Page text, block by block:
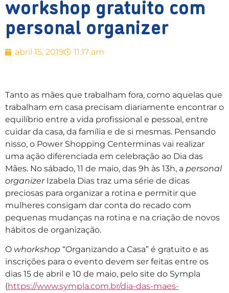
workshop gratuito com
personal organizer
abril 15, 2019 11:17 am
Tanto as mães que trabalham fora, como aquelas que
trabalham em casa precisam diariamente encontrar o
equilíbrio entre a vida profissional e pessoal, entre
cuidar da casa, da família e de si mesmas. Pensando
nisso, o Power Shopping Centerminas vai realizar
uma ação diferenciada em celebração ao Dia das
Mães. No sábado, 11 de maio, das 9h às 13h, a personal
organizerIzabela Dias traz uma série de dicas
preciosas para organizar a rotina e permitir que
mulheres consigam dar conta do recado com
pequenas mudanças na rotina e na criação de novos
hábitos de organização.
O whorkshop “Organizando a Casa” é gratuito e as
inscrições para o evento devem ser feitas entre os
dias 15 de abril e 10 de maio, pelo site do Sympla
(https://www.sympla.com.br/dia-das-maes-